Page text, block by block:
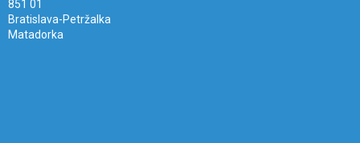
851 01
Bratislava-Petržalka
Matadorka